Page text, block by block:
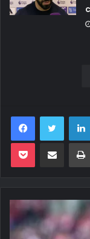
FacebookTwitter
Pocket Compartilhar via e-mail